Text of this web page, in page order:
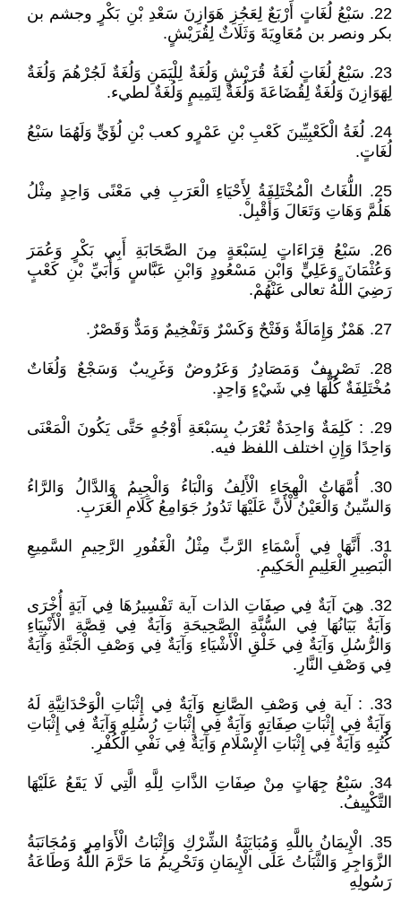
22. سَبْعُ لُغَاتٍ أَرْبَعٌ لِعَجُزِ هَوَازِنَ سَعْدِ بْنِ بَكْرٍ وجشم بن
بكر ونصر بن مُعَاوِيَةَ وَثَلَاثٌ لِقُرَيْشٍ.
23. سَبْعُ لُغَاتٍ لُغَةُ قُرَيْشٍ وَلُغَةٌ لِلْيَمَنِ وَلُغَةٌ لَجُرْهُمَ وَلُغَةٌ
لِهَوَازِنَ وَلُغَةٌ لِقُضَاعَةَ وَلُغَةٌ لِتَمِيمٍ وَلُغَةٌ لطيء.
24. لُغَةُ الْكَعْبِيِّينَ كَعْبِ بْنِ عَمْرٍو كعب بْنِ لُؤَيٍّ وَلَهُمَا سَبْعُ
لُغَاتٍ.
25. اللُّغَاتُ الْمُخْتَلِفَةُ لِأَحْيَاءِ الْعَرَبِ فِي مَعْنًى وَاحِدٍ مِثْلُ
هَلُمَّ وَهَاتِ وَتَعَالَ وَأَقْبِلْ.
26. سَبْعُ قِرَاءَاتٍ لِسَبْعَةٍ مِنَ الصَّحَابَةِ أَبِي بَكْرٍ وَعُمَرَ
وَعُثْمَانَ وَعَلِيٍّ وَابْنِ مَسْعُودٍ وَابْنِ عَبَّاسٍ وَأُبَيِّ بْنِ كَعْبٍ
رَضِيَ اللَّهُ تعالى عَنْهُمْ.
27. هَمْزٌ وَإِمَالَةٌ وَفَتْحٌ وَكَسْرٌ وَتَفْخِيمٌ وَمَدٌّ وَقَصْرٌ.
28. تَصْرِيفٌ وَمَصَادِرُ وَعَرُوضٌ وَغَرِيبٌ وَسَجْعٌ وَلُغَاتٌ
مُخْتَلِفَةٌ كُلُّهَا فِي شَيْءٍ وَاحِدٍ.
29. : كَلِمَةٌ وَاحِدَةٌ تُعْرَبُ بِسَبْعَةِ أَوْجُهٍ حَتَّى يَكُونَ الْمَعْنَى
وَاحِدًا وَإِنِ اختلف اللفظ فيه.
30. أُمَّهَاتُ الْهِجَاءِ الْأَلِفُ وَالْبَاءُ وَالْجِيمُ وَالدَّالُ وَالرَّاءُ
وَالسِّينُ وَالْعَيْنُ لْأَنَّ عَلَيْهَا تَدُورُ جَوَامِعُ كَلَامِ الْعَرَبِ.
31. أَنَّهَا فِي أَسْمَاءِ الرَّبِّ مِثْلُ الْغَفُورِ الرَّحِيمِ السَّمِيعِ
الْبَصِيرِ الْعَلِيمِ الْحَكِيمِ.
32. هِيَ آيَةٌ فِي صِفَاتِ الذات آية تَفْسِيرُهَا فِي آيَةٍ أُخْرَى
وَآيَةٌ بَيَانُهَا فِي السُّنَّةِ الصَّحِيحَةِ وَآيَةٌ فِي قِصَّةِ الْأَنْبِيَاءِ
وَالرُّسُلِ وَآيَةٌ فِي خَلْقِ الْأَشْيَاءِ وَآيَةٌ فِي وَصْفِ الْجَنَّةِ وَآيَةٌ
فِي وَصْفِ النَّارِ.
33. : آية فِي وَصْفِ الصَّانِعِ وَآيَةٌ فِي إِثْبَاتِ الْوَحْدَانِيَّةِ لَهُ
وَآيَةٌ فِي إِثْبَاتِ صِفَاتِهِ وَآيَةٌ فِي إِثْبَاتِ رُسُلِهِ وَآيَةٌ فِي إِثْبَاتِ
كُتُبِهِ وَآيَةٌ فِي إِثْبَاتِ الْإِسْلَامِ وَآيَةٌ فِي نَفْيِ الْكُفْرِ.
34. سَبْعُ جِهَاتٍ مِنْ صِفَاتِ الذَّاتِ لِلَّهِ الَّتِي لَا يَقَعُ عَلَيْهَا
التَّكْيِيفُ.
35. الْإِيمَانُ بِاللَّهِ وَمُبَايَنَةُ الشِّرْكِ وَإِثْبَاتُ الْأَوَامِرِ وَمُجَانَبَةُ
الزَّوَاجِرِ وَالثَّبَاتُ عَلَى الْإِيمَانِ وَتَحْرِيمُ مَا حَرَّمَ اللَّهُ وَطَاعَةُ
رَسُولِهِ